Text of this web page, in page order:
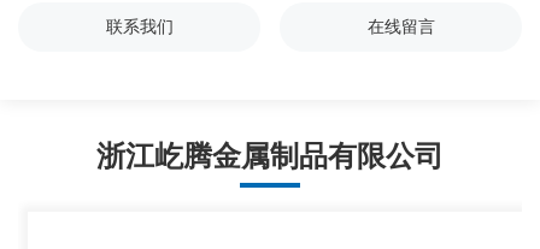
联系我们 在线留言
浙江屹腾金属制品有限公司